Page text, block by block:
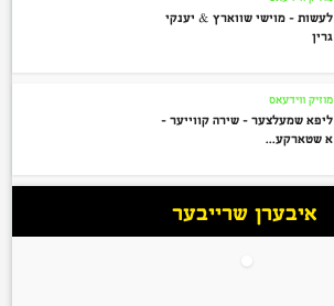
לעשות – מוישי שווארץ & יענקי
גרין
מוזיק ווידעאס
ליפא שמעלצער – שירה קווייער –
א שטארקע...
איבערן שרייבער